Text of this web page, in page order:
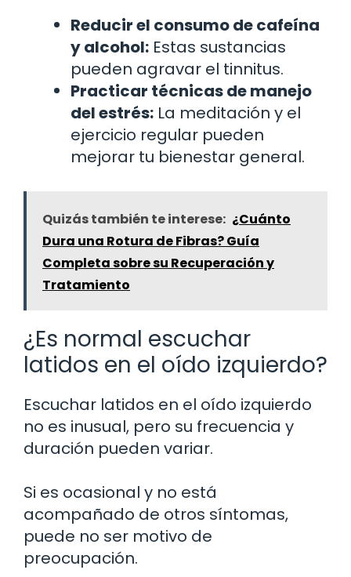
Reducir el consumo de cafeína
y alcohol: Estas sustancias
pueden agravar el tinnitus.
Practicar técnicas de manejo
del estrés: La meditación y el
ejercicio regular pueden
mejorar tu bienestar general.
Quizás también te interese: ¿Cuánto
Dura una Rotura de Fibras? Guía
Completa sobre su Recuperación y
Tratamiento
¿Es normal escuchar
latidos en el oído izquierdo?
Escuchar latidos en el oído izquierdo
no es inusual, pero su frecuencia y
duración pueden variar.
Si es ocasional y no está
acompañado de otros síntomas,
puede no ser motivo de
preocupación.